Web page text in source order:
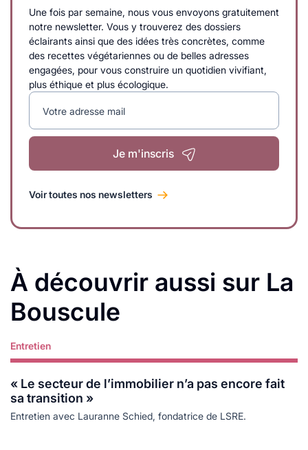
Une fois par semaine, nous vous envoyons gratuitement
notre newsletter. Vous y trouverez des dossiers
éclairants ainsi que des idées très concrètes, comme
des recettes végétariennes ou de belles adresses
engagées, pour vous construire un quotidien vivifiant,
plus éthique et plus écologique.
Votre adresse mail
Je m'inscris
Voir toutes nos newsletters
À découvrir aussi sur La
Bouscule
Entretien
« Le secteur de l’immobilier n’a pas encore fait
sa transition »
Entretien avec Lauranne Schied, fondatrice de LSRE.
Lire plus